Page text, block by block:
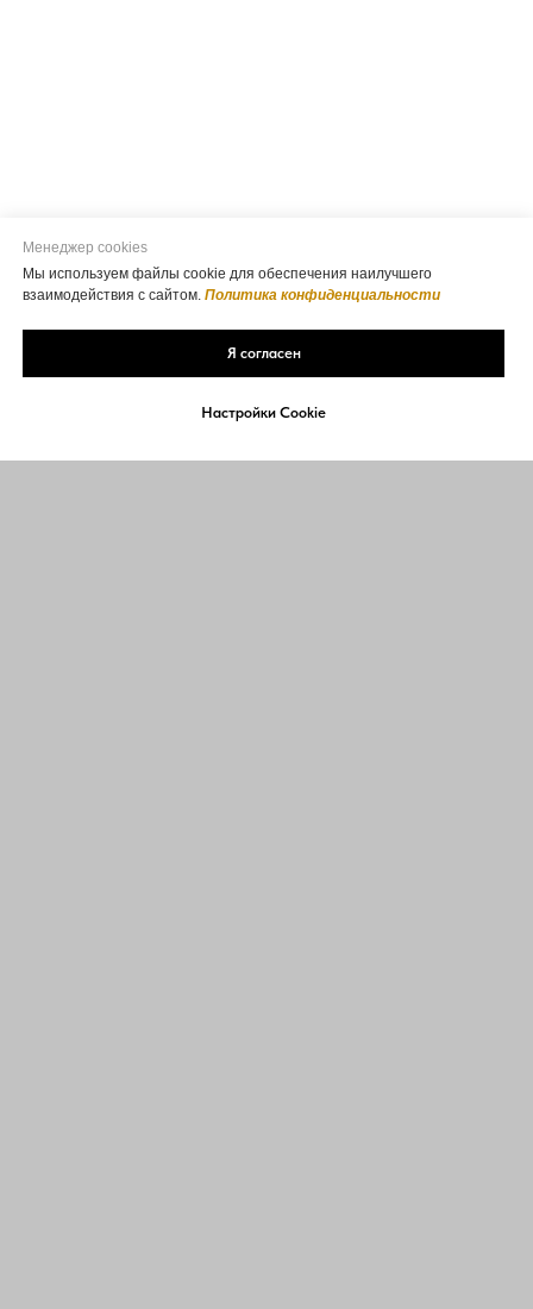
ЗАПИСАТЬСЯ ОНЛАЙН
Менеджер cookies
Мы используем файлы cookie для обеспечения наилучшего
взаимодействия с сайтом. Политика конфиденциальности
Я согласен
Настройки Cookie